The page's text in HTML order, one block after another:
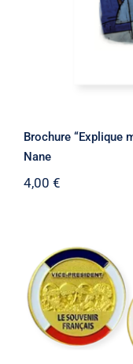
Brochure “Explique
Nane
4,00 €